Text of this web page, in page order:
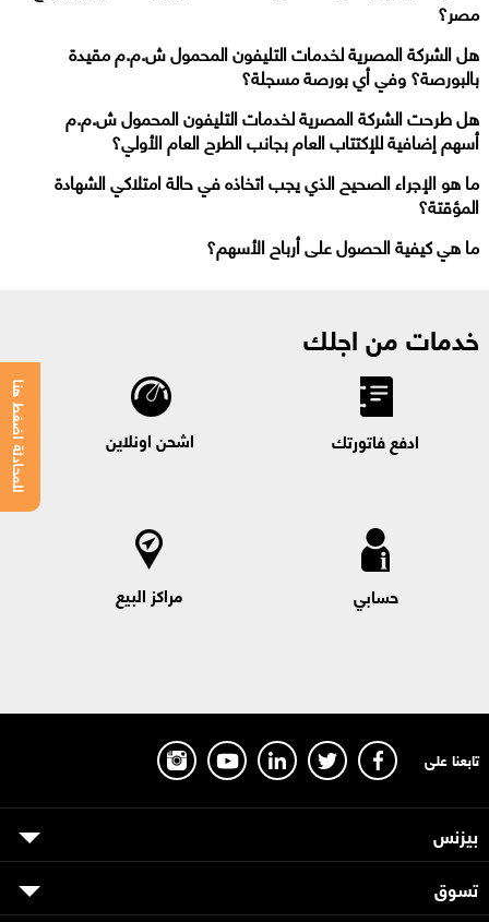
مصر؟
هل الشركة المصرية لخدمات التليفون المحمول ش.م.م مقيدة
بالبورصة؟ وفي أي بورصة مسجلة؟
هل طرحت الشركة المصرية لخدمات التليفون المحمول ش.م.م
أسهم إضافية للإكتتاب العام بجانب الطرح العام الأولي؟
ما هو الإجراء الصحيح الذي يجب اتخاذه في حالة امتلاكي الشهادة
المؤقتة؟
ما هي كيفية الحصول على أرباح الأسهم؟
خدمات من اجلك
ادفع فاتورتك اشحن اونلاين
حسابي مراكز البيع
للمحادثة اضغط هنا
تابعنا على
بيزنس
تسوق